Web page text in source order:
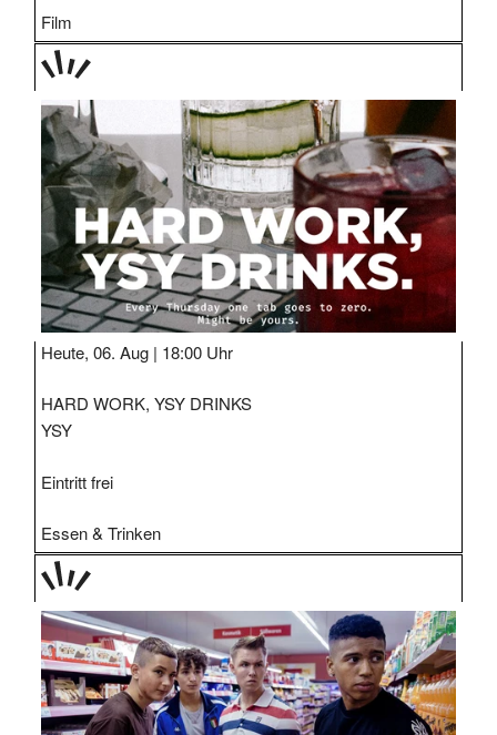
Film
TAGE
STIPP
Heute, 06. Aug | 18:00 Uhr
HARD WORK, YSY DRINKS
YSY
Eintritt frei
Essen & Trinken
TAGE
STIPP